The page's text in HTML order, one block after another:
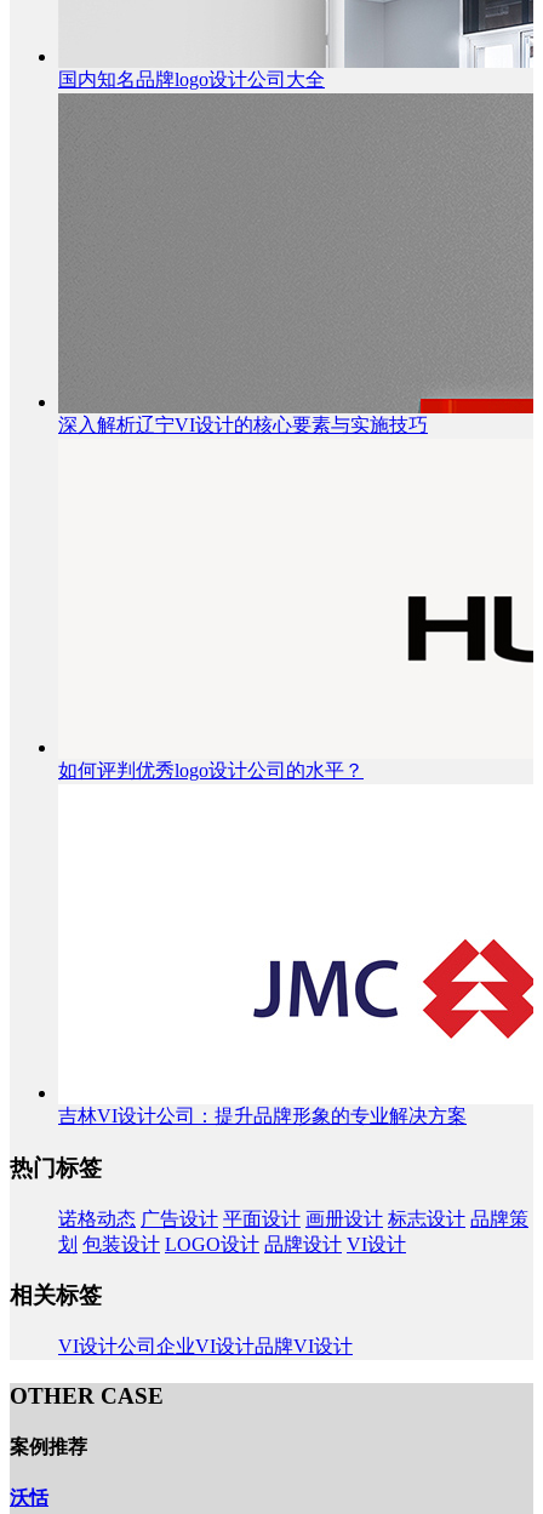
国内知名品牌logo设计公司大全
深入解析辽宁VI设计的核心要素与实施技巧
如何评判优秀logo设计公司的水平？
吉林VI设计公司：提升品牌形象的专业解决方案
热门标签
诺格动态 广告设计 平面设计 画册设计 标志设计 品牌策
划 包装设计 LOGO设计 品牌设计 VI设计
相关标签
VI设计公司 企业VI设计品牌VI设计
OTHER CASE
案例推荐
沃恬